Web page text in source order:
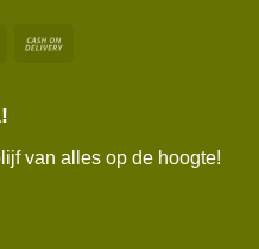
van alles op de hoogte!